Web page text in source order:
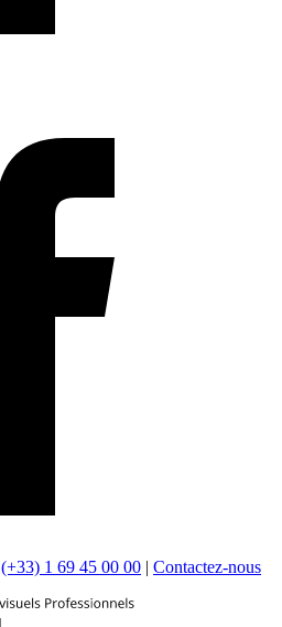
(+33) 1 69 45 00 00 | Contactez-nous